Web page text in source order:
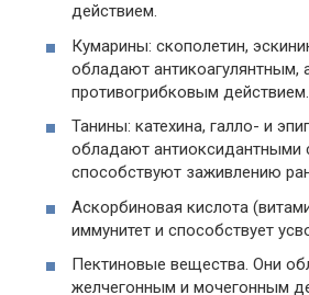
действием.
Кумарины: скополетин,
обладают антикоагулянтным,
противогрибковым действием.
Танины: катехина, галло- и
обладают антиоксидантными
способствуют заживлению
Аскорбиновая кислота
иммунитет и способствует
Пектиновые вещества. Они
желчегонным и мочегонным